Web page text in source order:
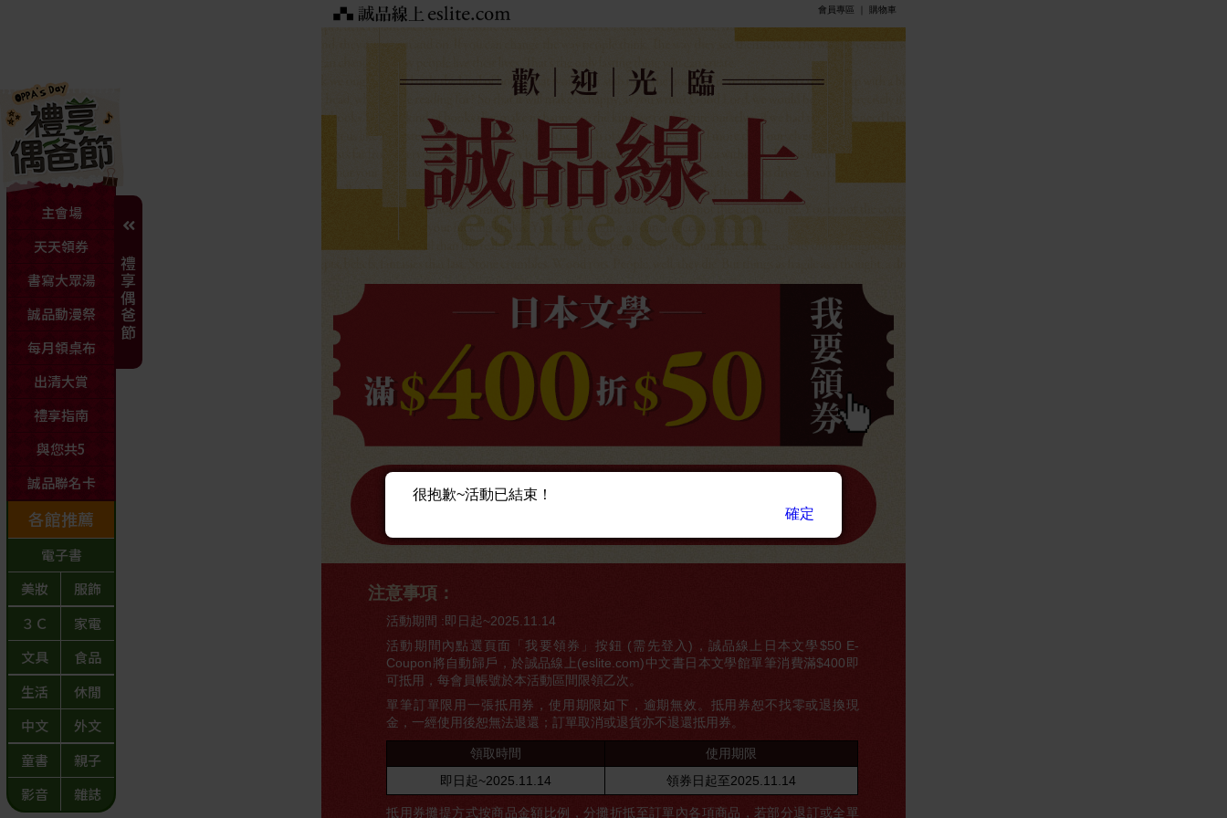
會員專區 購物車
領完這裡買
注意事項：
活動期間 :即日起~2025.11.14
活動期間內點選頁面「我要領券」按鈕 (需先登入)，誠品線上日本文學$50 E-
Coupon將自動歸戶，於誠品線上(eslite.com)中文書日本文學館單筆消費滿$400即
可抵用，每會員帳號於本活動區間限領乙次。
單筆訂單限用一張抵用券，使用期限如下，逾期無效。抵用券恕不找零或退換現
金，一經使用後恕無法退還；訂單取消或退貨亦不退還抵用券。
領取時間
使用期限
即日起~2025.11.14
領券日起至2025.11.14
抵用券攤提方式按商品金額比例，分攤折抵至訂單內各項商品，若部分退訂或全單
很抱歉~活動已結束！
確定